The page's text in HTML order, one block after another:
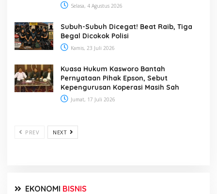
Selasa, 4 Agustus 2026
Subuh-Subuh Dicegat! Beat Raib, Tiga
Begal Dicokok Polisi
Kamis, 23 Juli 2026
Kuasa Hukum Kasworo Bantah
Pernyataan Pihak Epson, Sebut
Kepengurusan Koperasi Masih Sah
Jumat, 17 Juli 2026
PREV NEXT
EKONOMI BISNIS